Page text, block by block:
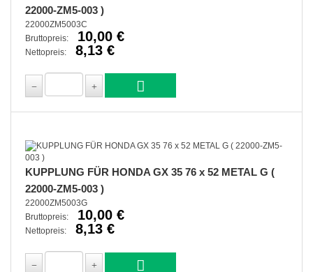
22000-ZM5-003 )
22000ZM5003C
Bruttopreis:
10,00 €
Nettopreis: 8,13 €
KUPPLUNG FÜR HONDA GX 35 76 x 52 METAL G (
22000-ZM5-003 )
22000ZM5003G
Bruttopreis:
10,00 €
Nettopreis: 8,13 €